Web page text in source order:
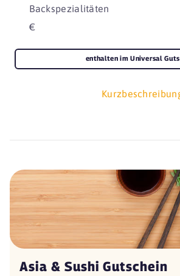
Backspezialitäten
€
enthalten im Universal
Asia & Sushi Gutschein